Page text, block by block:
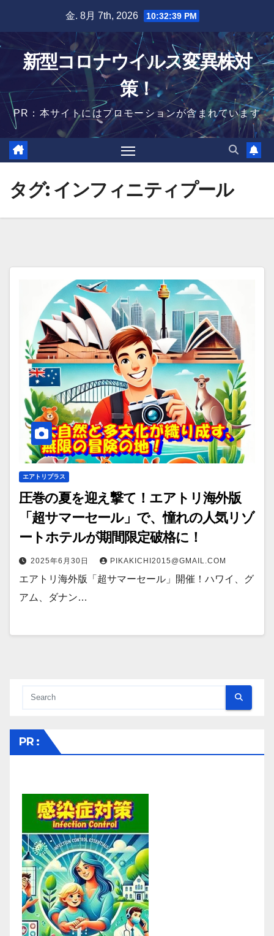
content
金. 8月 7th, 2026 10:32:39 PM
新型コロナウイルス変異株対
策！
PR：本サイトにはプロモーションが含まれています
タグ:インフィニティプール
エアトリプラス
圧巻の夏を迎え撃て！エアトリ海外版
「超サマーセール」で、憧れの人気リゾ
ートホテルが期間限定破格に！
2025年6月30日 PIKAKICHI2015@GMAIL.COM
エアトリ海外版「超サマーセール」開催！ハワイ、グ
アム、ダナン…
PR :